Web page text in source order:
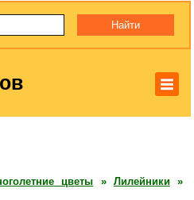
цветы » Лилейники
»